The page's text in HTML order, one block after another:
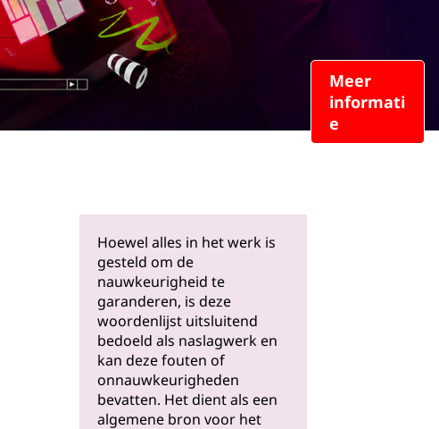
Meer
informati
e
Hoewel alles in het werk is
gesteld om de
nauwkeurigheid te
garanderen, is deze
woordenlijst uitsluitend
bedoeld als naslagwerk en
kan deze fouten of
onnauwkeurigheden
bevatten. Het dient als een
algemene bron voor het